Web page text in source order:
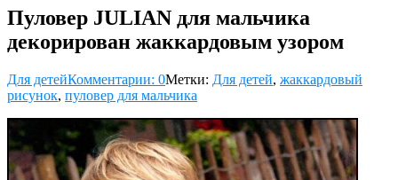
Пуловер JULIAN для мальчика
декорирован жаккардовым узором
Для детейКомментарии: 0Метки: Для детей, жаккардовый
рисунок, пуловер для мальчика